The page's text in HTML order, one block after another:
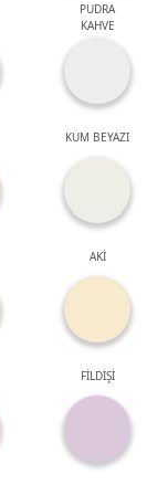
PUDRA
KAHVE
KUM BEYAZI
AKİ
FİLDİŞİ